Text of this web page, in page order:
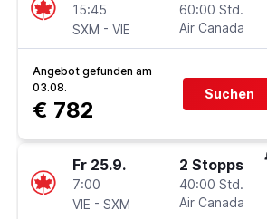
15:45
SXM - VIE
60:00 Std.
Air Canada
Angebot gefunden am
03.08.
€ 782
Suchen
Fr 25.9.
7:00
VIE - SXM
2 Stopps
40:00 Std.
Air Canada